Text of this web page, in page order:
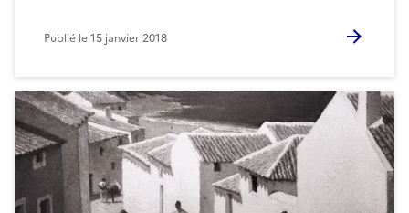
Publié le15 janvier 2018